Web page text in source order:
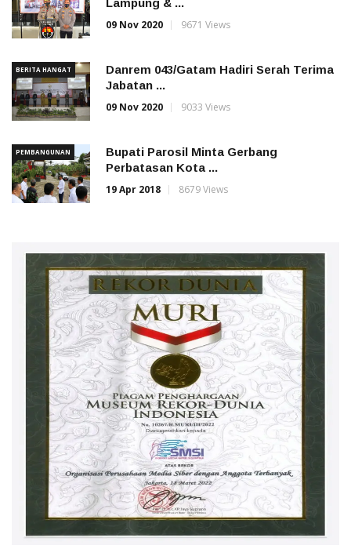
Lampung & ...
09 Nov 2020
9671 Views
BERITA HANGAT
Danrem 043/Gatam Hadiri Serah Terima
Jabatan ...
09 Nov 2020
9033 Views
PEMBANGUNAN
Bupati Parosil Minta Gerbang
Perbatasan Kota ...
19 Apr 2018
8679 Views